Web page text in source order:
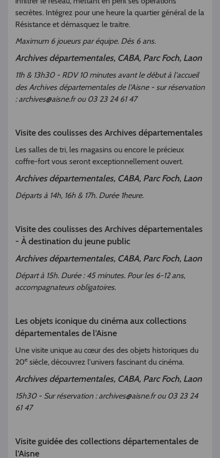
secrètes. Intégrez pour une heure la quartier général de la
Résistance et démasquez le traitre.
Maximum 6 joueurs par équipe. Dès 6 ans.
Archives départementales, CABA, Parc Foch, Laon
11h & 13h30 - RDV 10 minutes avant le début à l'accueil
des Archives départementales de l'Aisne - sur réservation
: archives@aisne.fr ou 03 23 24 61 47
Visite des coulisses des Archives départementales
Les salles de tri, les magasins ou encore le précieux
coffre-fort vous seront exceptionnellement ouvert.
Archives départementales, CABA, Parc Foch, Laon
Départs à 14h, 16h & 17h. Durée 1heure.
Visite des coulisses des Archives départementales
- À destination du jeune public
Archives départementales, CABA, Parc Foch, Laon
Départ à 15h. Durée : 45 minutes. Pour les 6-12 ans,
accompagnateurs obligatoires.
Les objets iconique du cinéma aux collections
départementales de l'Aisne
Une visite unique au cœur des des objets historiques du
20e siècle, découvrez l'univers fascinant du cinéma.
Archives départementales, CABA, Parc Foch, Laon
15h30 - Sur réservation : archives@aisne.fr ou 03 23 24
61 47
Visite guidée des collections départementales de
l'Aisne